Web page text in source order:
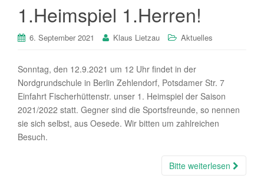
1.Heimspiel 1.Herren!
6. September 2021 Klaus Lietzau Aktuelles
Sonntag, den 12.9.2021 um 12 Uhr findet in der
Nordgrundschule in Berlin Zehlendorf, Potsdamer Str. 7
Einfahrt Fischerhüttenstr. unser 1. Heimspiel der Saison
2021/2022 statt. Gegner sind die Sportsfreunde, so nennen
sie sich selbst, aus Oesede. Wir bitten um zahlreichen
Besuch.
Bitte weiterlesen